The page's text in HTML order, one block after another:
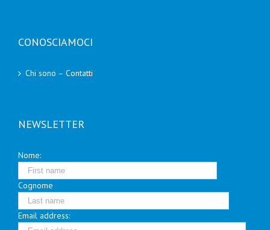
CONOSCIAMOCI
Chi sono – Contatti
NEWSLETTER
Nome:
Cognome
Email address: